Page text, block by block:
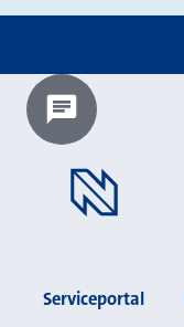
Chatbot laden?
Serviceportal